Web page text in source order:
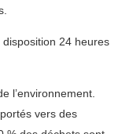
24 heures
l’environnement.
vers des